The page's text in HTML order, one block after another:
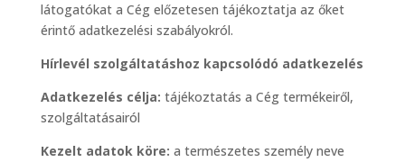
látogatókat a Cég előzetesen tájékoztatja az őket
érintő adatkezelési szabályokról.
Hírlevél szolgáltatáshoz kapcsolódó adatkezelés
Adatkezelés célja: tájékoztatás a Cég termékeiről,
szolgáltatásairól
Kezelt adatok köre: a természetes személy neve